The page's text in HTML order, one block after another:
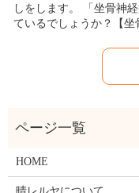
しをします。 「坐骨神
ているでしょうか？【
HOME